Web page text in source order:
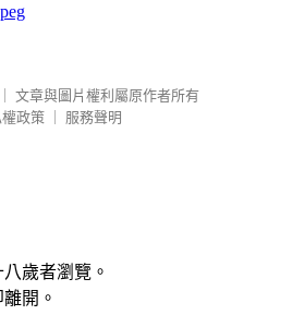
文章與圖片權利屬原作者所有
政策
服務聲明
歲者瀏覽。
開。